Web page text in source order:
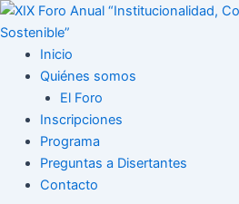
Inicio
Quiénes somos
El Foro
Inscripciones
Programa
Preguntas a Disertantes
Contacto
Ir
al
contenido